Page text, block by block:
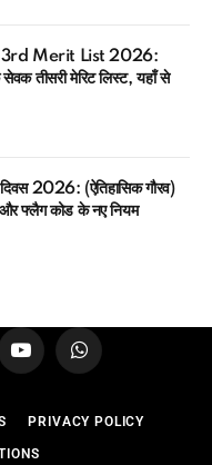
3rd Merit List 2026:
सेवक तीसरी मेरिट लिस्ट, यहाँ से
दिवस 2026: (ऐतिहासिक गौरव)
और फ्लैग कोड के नए नियम
YouTubeWhatsApp
PRIVACY POLICY